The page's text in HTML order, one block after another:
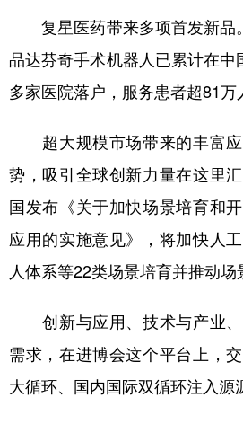
复星医药带来多项首发新品
品达芬奇手术机器人已累计在中
多家医院落户，服务患者超81万
超大规模市场带来的丰富应
势，吸引全球创新力量在这里
国发布《关于加快场景培育和
应用的实施意见》，将加快人
人体系等22类场景培育并推动场
创新与应用、技术与产业、
需求，在进博会这个平台上，
大循环、国内国际双循环注入源